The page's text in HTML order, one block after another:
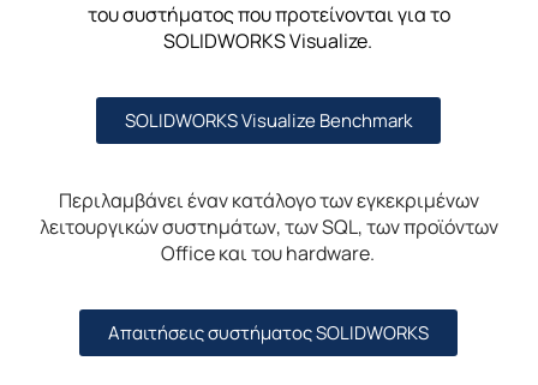
του συστήματος που προτείνονται για το
SOLIDWORKSVisualize.
SOLIDWORKS Visualize Benchmark
Περιλαμβάνει έναν κατάλογο των εγκεκριμένων
λειτουργικών συστημάτων, των SQL, των προϊόντων
Office και του hardware.
Απαιτήσεις συστήματος SOLIDWORKS